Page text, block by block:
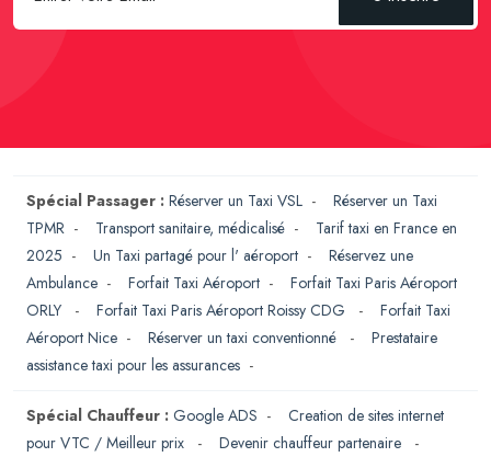
Spécial Passager : Réserver un Taxi VSL - Réserver un Taxi
TPMR - Transport sanitaire, médicalisé - Tarif taxi en France en
2025 - Un Taxi partagé pour l' aéroport - Réservez une
Ambulance - Forfait Taxi Aéroport - Forfait Taxi Paris Aéroport
ORLY
- Forfait Taxi Paris Aéroport Roissy CDG - Forfait Taxi
Aéroport Nice - Réserver un taxi conventionné - Prestataire
assistance taxi pour les assurances -
Spécial Chauffeur : Google ADS - Creation de sites internet
pour VTC / Meilleur prix
- Devenir chauffeur partenaire
-